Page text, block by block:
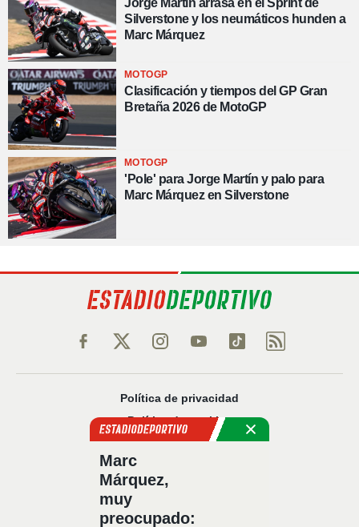
Jorge Martín arrasa en el Sprint de
Silverstone y los neumáticos hunden a
Marc Márquez
MOTOGP
Clasificación y tiempos del GP Gran
Bretaña 2026 de MotoGP
MOTOGP
'Pole' para Jorge Martín y palo para
Marc Márquez en Silverstone
Política de privacidad
Política de cookies
Política Comercial
Configuración de privacidad
Sobre nosotros
Marc
Márquez,
muy
preocupado: